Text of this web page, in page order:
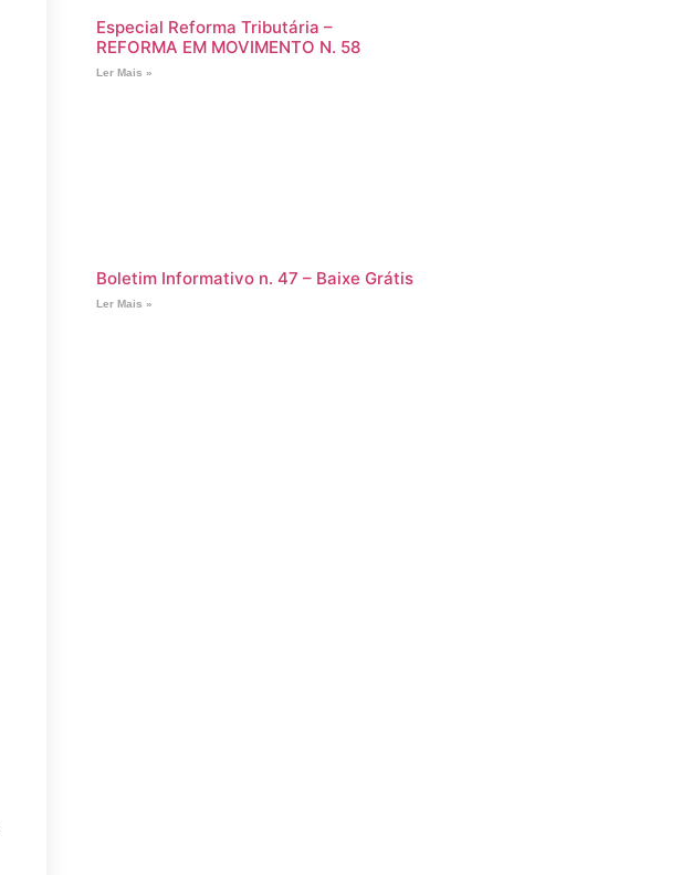
Especial Reforma Tributária –
REFORMA EM MOVIMENTO N. 58
Ler Mais »
Boletim Informativo n. 47 – Baixe Grátis
Ler Mais »